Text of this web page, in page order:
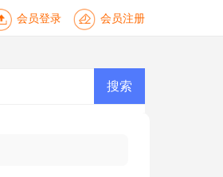
会员登录 会员注册